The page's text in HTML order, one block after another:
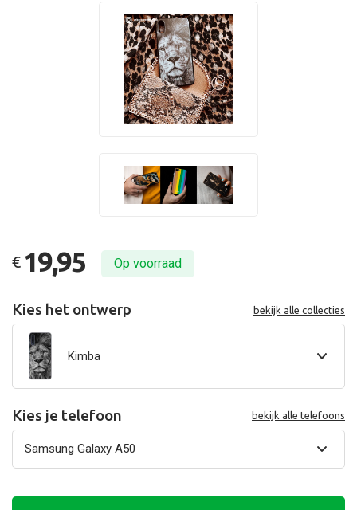
€ 19,95 Op voorraad
Kies het ontwerp bekijk alle collecties
Kimba
Kies je telefoon bekijk alle telefoons